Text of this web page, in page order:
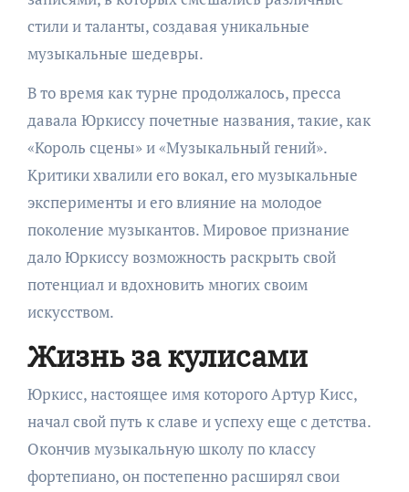
стили и таланты, создавая уникальные
музыкальные шедевры.
В то время как турне продолжалось, пресса
давала Юркиссу почетные названия, такие, как
«Король сцены» и «Музыкальный гений».
Критики хвалили его вокал, его музыкальные
эксперименты и его влияние на молодое
поколение музыкантов. Мировое признание
дало Юркиссу возможность раскрыть свой
потенциал и вдохновить многих своим
искусством.
Жизнь за кулисами
Юркисс, настоящее имя которого Артур Кисс,
начал свой путь к славе и успеху еще с детства.
Окончив музыкальную школу по классу
фортепиано, он постепенно расширял свои